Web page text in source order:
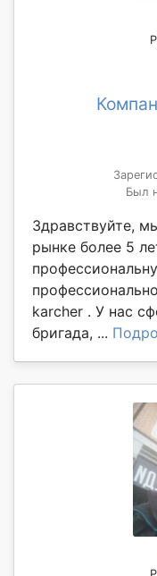
Был
Здравствуйте,
рынке более 5
karcher . У нас
бригада, ...